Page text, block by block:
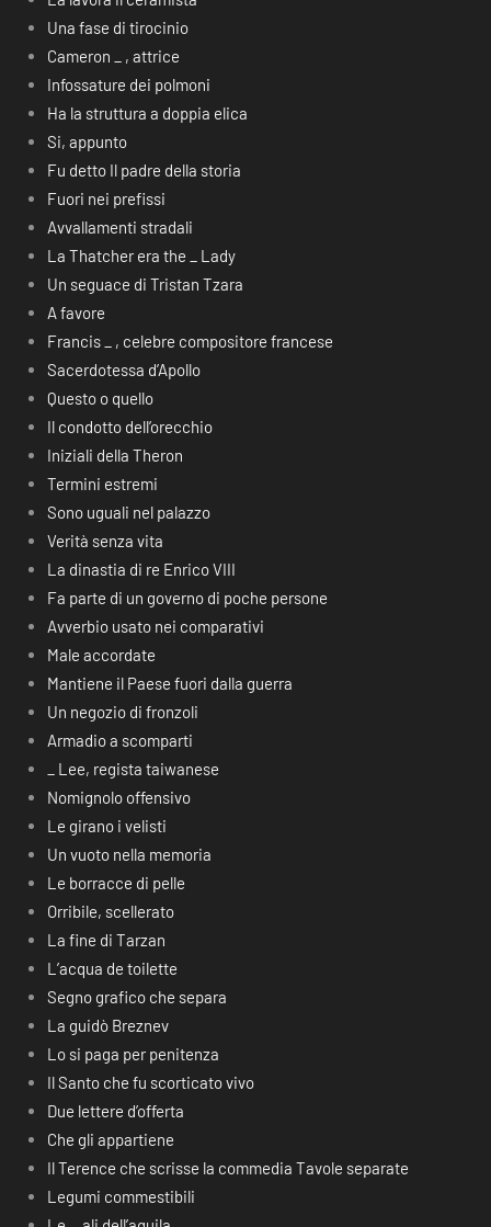
Una fase di tirocinio
Cameron _ , attrice
Infossature dei polmoni
Ha la struttura a doppia elica
Si, appunto
Fu detto Il padre della storia
Fuori nei prefissi
Avvallamenti stradali
La Thatcher era the _ Lady
Un seguace di Tristan Tzara
A favore
Francis _ , celebre compositore francese
Sacerdotessa d’Apollo
Questo o quello
Il condotto dell’orecchio
Iniziali della Theron
Termini estremi
Sono uguali nel palazzo
Verità senza vita
La dinastia di re Enrico VIII
Fa parte di un governo di poche persone
Avverbio usato nei comparativi
Male accordate
Mantiene il Paese fuori dalla guerra
Un negozio di fronzoli
Armadio a scomparti
_ Lee, regista taiwanese
Nomignolo offensivo
Le girano i velisti
Un vuoto nella memoria
Le borracce di pelle
Orribile, scellerato
La fine di Tarzan
L’acqua de toilette
Segno grafico che separa
La guidò Breznev
Lo si paga per penitenza
Il Santo che fu scorticato vivo
Due lettere d’offerta
Che gli appartiene
Il Terence che scrisse la commedia Tavole separate
Legumi commestibili